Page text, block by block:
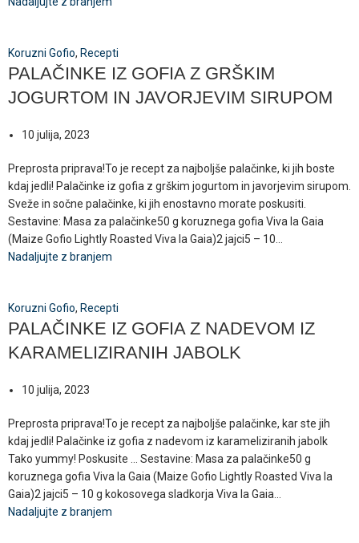
Koruzni Gofio, Recepti
PALAČINKE IZ GOFIA Z GRŠKIM
JOGURTOM IN JAVORJEVIM SIRUPOM
10 julija, 2023
Preprosta priprava!To je recept za najboljše palačinke, ki jih boste
kdaj jedli! Palačinke iz gofia z grškim jogurtom in javorjevim sirupom.
Sveže in sočne palačinke, ki jih enostavno morate poskusiti.
Sestavine: Masa za palačinke50 g koruznega gofia Viva la Gaia
(Maize Gofio Lightly Roasted Viva la Gaia)2 jajci5 – 10...
Nadaljujte z branjem
Koruzni Gofio, Recepti
PALAČINKE IZ GOFIA Z NADEVOM IZ
KARAMELIZIRANIH JABOLK
10 julija, 2023
Preprosta priprava!To je recept za najboljše palačinke, kar ste jih
kdaj jedli! Palačinke iz gofia z nadevom iz karameliziranih jabolk
Tako yummy! Poskusite ... Sestavine: Masa za palačinke50 g
koruznega gofia Viva la Gaia (Maize Gofio Lightly Roasted Viva la
Gaia)2 jajci5 – 10 g kokosovega sladkorja Viva la Gaia...
Nadaljujte z branjem